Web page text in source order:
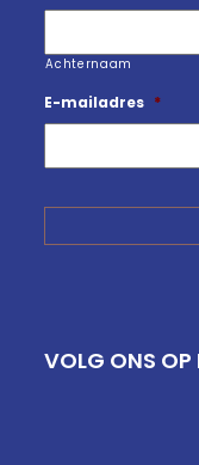
Achternaam
E-mailadres *
VOLG ONS